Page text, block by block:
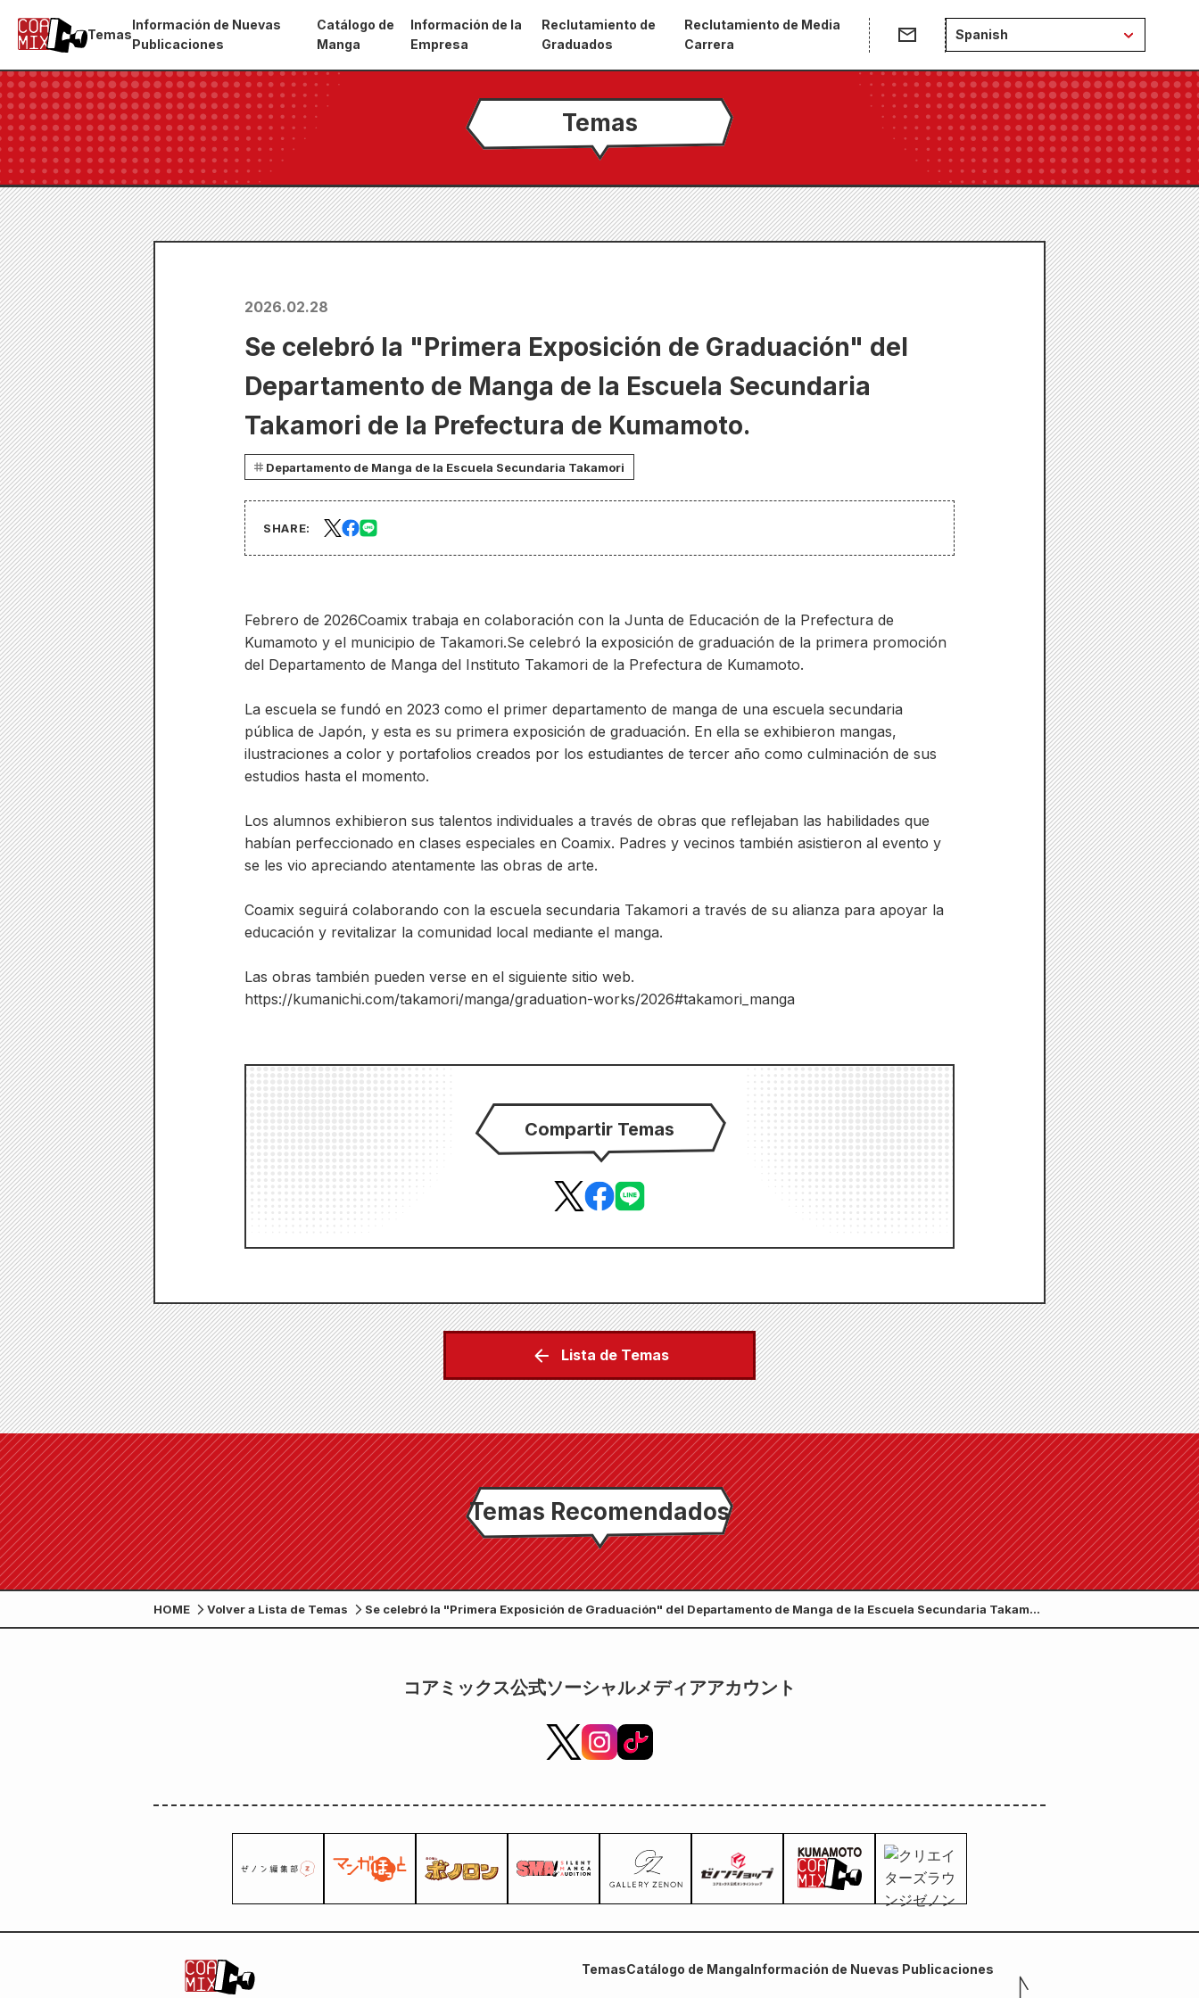
Temas
Información de Nuevas
Publicaciones
Catálogo de
Manga
Información de la
Empresa
Reclutamiento de
Graduados
Reclutamiento de Media
Carrera
Spanish
Temas
2026.02.28
Se celebró la "Primera Exposición de Graduación" del
Departamento de Manga de la Escuela Secundaria
Takamori de la Prefectura de Kumamoto.
Departamento de Manga de la Escuela Secundaria Takamori
SHARE:
Febrero de 2026Coamix trabaja en colaboración con la Junta de Educación de la Prefectura de
Kumamoto y el municipio de Takamori.Se celebró la exposición de graduación de la primera promoción
del Departamento de Manga del Instituto Takamori de la Prefectura de Kumamoto.
La escuela se fundó en 2023 como el primer departamento de manga de una escuela secundaria
pública de Japón, y esta es su primera exposición de graduación. En ella se exhibieron mangas,
ilustraciones a color y portafolios creados por los estudiantes de tercer año como culminación de sus
estudios hasta el momento.
Los alumnos exhibieron sus talentos individuales a través de obras que reflejaban las habilidades que
habían perfeccionado en clases especiales en Coamix. Padres y vecinos también asistieron al evento y
se les vio apreciando atentamente las obras de arte.
Coamix seguirá colaborando con la escuela secundaria Takamori a través de su alianza para apoyar la
educación y revitalizar la comunidad local mediante el manga.
Las obras también pueden verse en el siguiente sitio web.
https://kumanichi.com/takamori/manga/graduation-works/2026#takamori_manga
Compartir Temas
Lista de Temas
Temas Recomendados
HOME Volver a Lista de Temas
Se celebró la "Primera Exposición de Graduación" del Departamento de Manga de la Escuela Secundaria Takamori
de la Prefectura de Kumamoto.
コアミックス公式ソーシャルメディアアカウント
TemasCatálogo de MangaInformación de Nuevas Publicaciones